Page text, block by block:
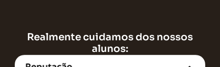
Realmente cuidamos dos nossos
alunos: